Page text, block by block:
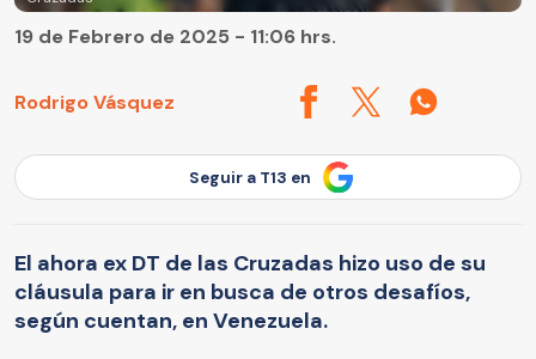
Rodrigo Vásquez
19 de Febrero de 2025 - 11:06 hrs.
Seguir a T13 en
El ahora ex DT de las Cruzadas hizo uso de su
cláusula para ir en busca de otros desafíos,
según cuentan, en Venezuela.